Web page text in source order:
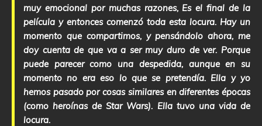
muy emocional por muchas razones, Es el final de la
película y entonces comenzó toda esta locura. Hay un
momento que compartimos, y pensándolo ahora, me
doy cuenta de que va a ser muy duro de ver. Porque
puede parecer como una despedida, aunque en su
momento no era eso lo que se pretendía. Ella y yo
hemos pasado por cosas similares en diferentes épocas
(como heroínas de Star Wars). Ella tuvo una vida de
locura.